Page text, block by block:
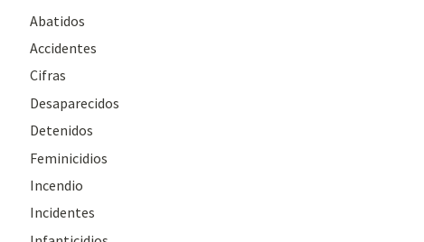
Abatidos
Accidentes
Cifras
Desaparecidos
Detenidos
Feminicidios
Incendio
Incidentes